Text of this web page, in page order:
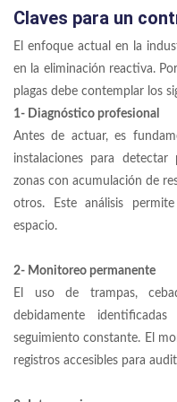
Claves para un
El enfoque actual en la
en la eliminación reactiva.
plagas debe contemplar los
1- Diagnóstico profesional
Antes de actuar, es
instalaciones para detectar
zonas con acumulación de
otros. Este análisis
espacio.
2- Monitoreo permanente
El uso de trampas,
debidamente
seguimiento constante. El
registros accesibles para